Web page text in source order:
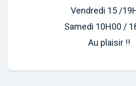
Vendredi 15 /
Samedi 10H00 /
Au plaisir !!